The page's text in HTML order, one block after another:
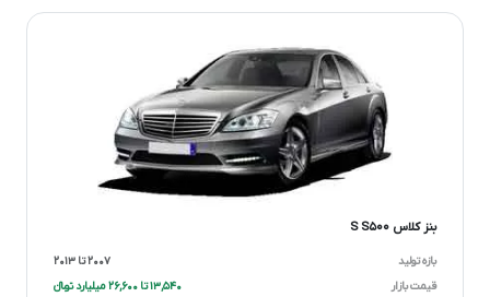
بنز کلاس S S۵۰۰
بازه تولید
۲۰۰۷ تا ۲۰۱۳
قیمت بازار
۱۳,۵۴۰ تا ۲۶,۶۰۰ میلیارد تومانءءء